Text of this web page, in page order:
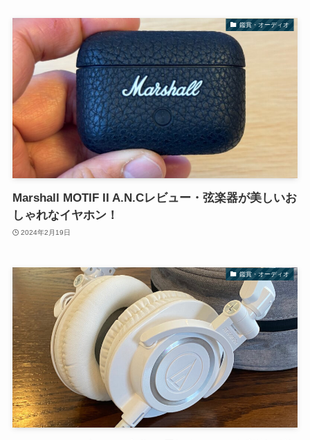
鑑賞・オーディオ
Marshall MOTIF II A.N.Cレビュー・弦楽器が美しいお
しゃれなイヤホン！
2024年2月19日
鑑賞・オーディオ